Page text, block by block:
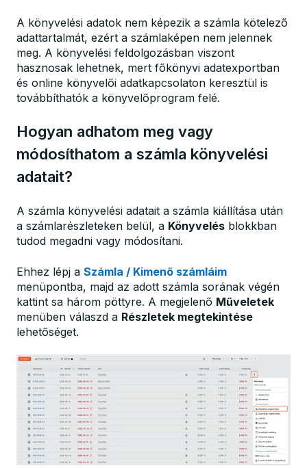
A könyvelési adatok nem képezik a számla kötelező
adattartalmát, ezért a számlaképen nem jelennek
meg. A könyvelési feldolgozásban viszont
hasznosak lehetnek, mert főkönyvi adatexportban
és online könyvelői adatkapcsolaton keresztül is
továbbíthatók a könyvelőprogram felé.
Hogyan adhatom meg vagy
módosíthatom a számla könyvelési
adatait?
A számla könyvelési adatait a számla kiállítása után
a számlarészleteken belül, a Könyvelés blokkban
tudod megadni vagy módosítani.
Ehhez lépj a Számla / Kimenő számláim
menüpontba, majd az adott számla sorának végén
kattint sa három pöttyre. A megjelenő Műveletek
menüben válaszd a Részletek megtekintése
lehetőséget.